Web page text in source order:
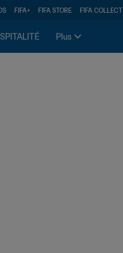
FIFA+ FIFA STORE FIFA COLLECT
Plus